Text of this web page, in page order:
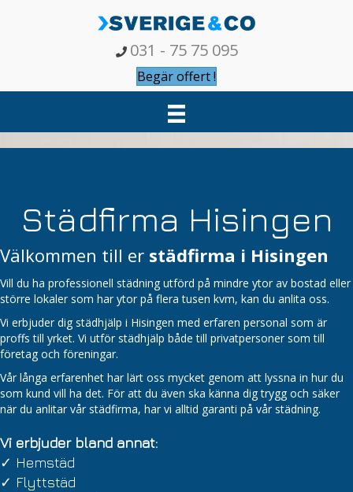
031 - 75 75 095
Begär offert !
Städfirma Hisingen
Välkommen till er städfirma i Hisingen
Vill du ha professionell städning utförd på mindre ytor av bostad eller
större lokaler som har ytor på flera tusen kvm, kan du anlita oss.
Vi erbjuder dig städhjälp i Hisingen med erfaren personal som är
proffs till yrket. Vi utför städhjälp både till privatpersoner som till
företag och föreningar.
Vår långa erfarenhet har lärt oss mycket genom att lyssna in hur du
som kund vill ha det. För att du även ska känna dig trygg och säker
när du anlitar vår städfirma, har vi alltid garanti på vår städning.
Vi erbjuder bland annat:
✓ Hemstäd
✓ Flyttstäd